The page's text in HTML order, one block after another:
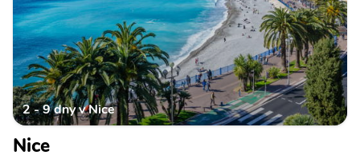
2 - 9 dny v Nice
Nice